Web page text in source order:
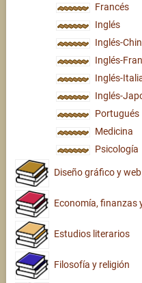
Francés
Inglés
Inglés-
Inglés-
Inglés-
Inglés-
Portugués
Medicina
Psicología
Diseño gráfico y web
Economía, finanzas
Estudios literarios
Filosofía y religión